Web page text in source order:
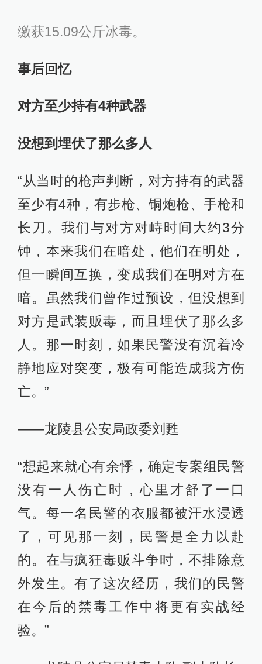
缴获15.09公斤冰毒。
事后回忆
对方至少持有4种武器
没想到埋伏了那么多人
“从当时的枪声判断，对方持有的武器
至少有4种，有步枪、铜炮枪、手枪和
长刀。我们与对方对峙时间大约3分
钟，本来我们在暗处，他们在明处，
但一瞬间互换，变成我们在明对方在
暗。虽然我们曾作过预设，但没想到
对方是武装贩毒，而且埋伏了那么多
人。那一时刻，如果民警没有沉着冷
静地应对突变，极有可能造成我方伤
亡。”
——龙陵县公安局政委刘甦
“想起来就心有余悸，确定专案组民警
没有一人伤亡时，心里才舒了一口
气。每一名民警的衣服都被汗水浸透
了，可见那一刻，民警是全力以赴
的。在与疯狂毒贩斗争时，不排除意
外发生。有了这次经历，我们的民警
在今后的禁毒工作中将更有实战经
验。”